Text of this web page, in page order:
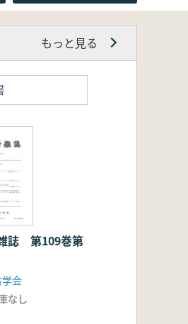
もっと見る
誌 第109巻第
会
なし